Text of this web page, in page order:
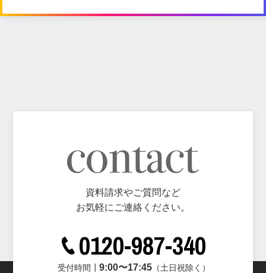
資料請求やご質問など
お気軽にご連絡ください。
0120-987-340
受付時間┃ 9:00〜17:45（土日祝除く）